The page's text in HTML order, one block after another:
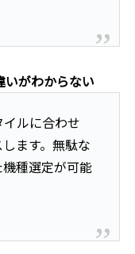
いがわからない
ルに合わせ
ます。無駄な
種選定が可能